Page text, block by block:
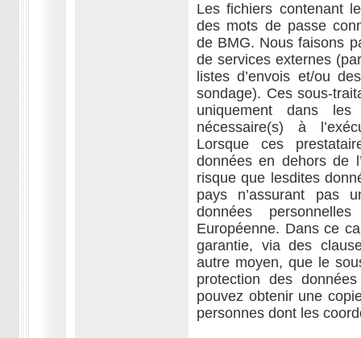
Les fichiers contenant
des mots de passe
de BMG. Nous faisons
de services externes
listes d’envois et/ou
sondage). Ces sous-
uniquement dans
nécessaire(s) à
Lorsque ces
données en dehors de
risque que lesdites
pays n’assurant pas
données
Européenne. Dans ce
garantie, via des
autre moyen, que le
protection des
pouvez obtenir une
personnes dont les